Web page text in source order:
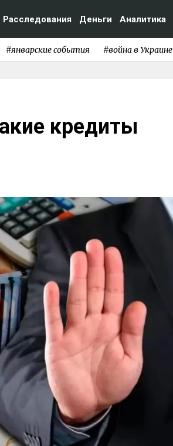
Расследования Деньги Аналитика
#январские события #война в Украине
кредиты